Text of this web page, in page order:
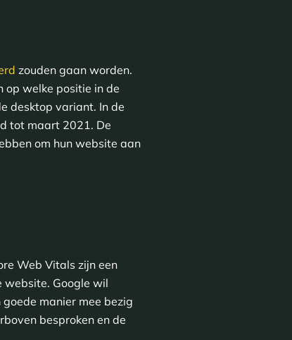
zouden gaan worden.
op welke positie in de
desktop variant. In de
tot maart 2021. De
om hun website aan
Web Vitals zijn een
website. Google wil
manier mee bezig
besproken en de